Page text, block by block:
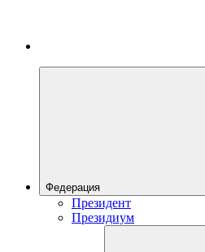
Федерация
Президент
Президиум